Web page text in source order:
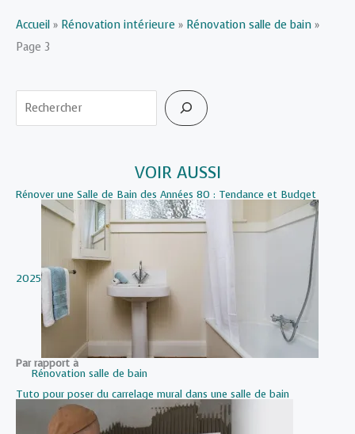
bain
?
Accueil » Rénovation intérieure » Rénovation salle de bain »
Page 3
Rechercher
VOIR AUSSI
Rénover une Salle de Bain des Années 80 : Tendance et Budget
2025
Par rapport à
Rénovation salle de bain
Tuto pour poser du carrelage mural dans une salle de bain